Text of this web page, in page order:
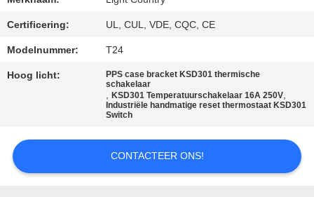
CONTACTEER
ONS
NIEUWS
SITEMAP
Certificering: UL, CUL, VDE, CQC, CE
Modelnummer: T24
Hoog licht:
PPS case bracket KSD301 thermische
schakelaar
,KSD301 Temperatuurschakelaar 16A 250V,
Industriële handmatige reset thermostaat KSD301
Switch
CONTACTEER ONS!